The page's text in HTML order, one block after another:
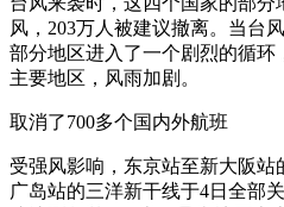
风，203万人被建议撤离。当台
部分地区进入了一个剧烈的循
主要地区，风雨加剧。
取消了700多个国内外航班
受强风影响，东京站至新大阪
广岛站的三洋新干线于4日全部